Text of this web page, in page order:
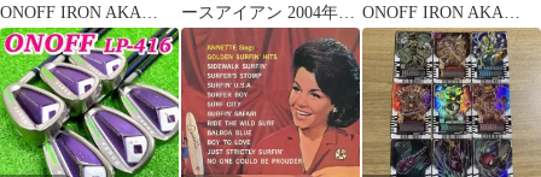
ONOFF IRON AKA
2020 SMOOTH KICK
MP-520I SRフレック
ス アイアンセット
中古 ゴルフドゥ！湘
南茅ヶ崎R1号店【最短
即日発送】
ースアイアン 2004年モ
デル 8本セット
ONOFF IRON AKA
2024 SMOOTH KICK
MP-524I アイアンセ
ット 中古【最短即日
発送】